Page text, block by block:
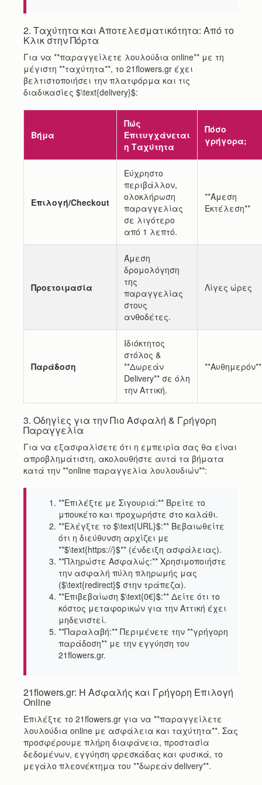
2. Ταχύτητα και Αποτελεσματικότητα: Από το
Κλικ στην Πόρτα
Για να **παραγγείλετε λουλούδια online** με τη
μέγιστη **ταχύτητα**, το 21flowers.gr έχει
βελτιστοποιήσει την πλατφόρμα και τις
διαδικασίες $\text{delivery}$:
Βήμα
Πώς
Επιτυγχάνεται
η Ταχύτητα
Πόσο
γρήγορα;
Επιλογή/Checkout
Εύχρηστο
περιβάλλον,
ολοκλήρωση
παραγγελίας
σε λιγότερο
από 1 λεπτό.
**Άμεση
Εκτέλεση**
Προετοιμασία
Άμεση
δρομολόγηση
της
παραγγελίας
στους
ανθοδέτες.
Λίγες ώρες
Παράδοση
Ιδιόκτητος
στόλος &
**Δωρεάν
Delivery** σε όλη
την Αττική.
**Αυθημερόν**
3. Οδηγίες για την Πιο Ασφαλή & Γρήγορη
Παραγγελία
Για να εξασφαλίσετε ότι η εμπειρία σας θα είναι
απροβλημάτιστη, ακολουθήστε αυτά τα βήματα
κατά την **online παραγγελία λουλουδιών**:
**Επιλέξτε με Σιγουριά:** Βρείτε το
μπουκέτο και προχωρήστε στο καλάθι.
**Ελέγξτε το $\text{URL}$:** Βεβαιωθείτε
ότι η διεύθυνση αρχίζει με
**$\text{https://}$** (ένδειξη ασφάλειας).
**Πληρώστε Ασφαλώς:** Χρησιμοποιήστε
την ασφαλή πύλη πληρωμής μας
($\text{redirect}$ στην τράπεζα).
**Επιβεβαίωση $\text{0€}$:** Δείτε ότι το
κόστος μεταφορικών για την Αττική έχει
μηδενιστεί.
**Παραλαβή:** Περιμένετε την **γρήγορη
παράδοση** με την εγγύηση του
21flowers.gr.
21flowers.gr: Η Ασφαλής και Γρήγορη Επιλογή
Online
Επιλέξτε το 21flowers.gr για να **παραγγείλετε
λουλούδια online με ασφάλεια και ταχύτητα**. Σας
προσφέρουμε πλήρη διαφάνεια, προστασία
δεδομένων, εγγύηση φρεσκάδας και φυσικά, το
μεγάλο πλεονέκτημα του **δωρεάν delivery**.